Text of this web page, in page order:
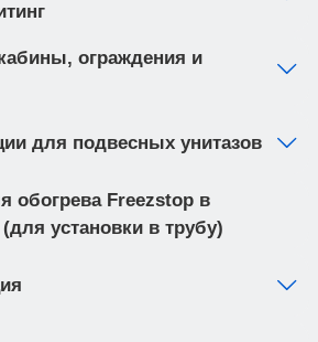
ограждения и
для подвесных унитазов
обогрева Freezstop в
установки в трубу)